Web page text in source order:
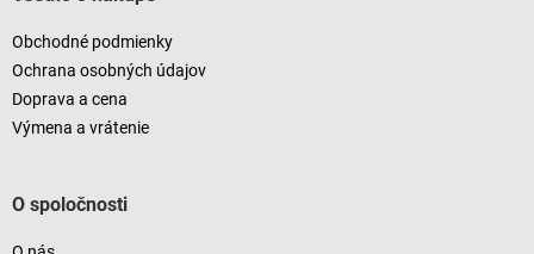
Obchodné podmienky
Ochrana osobných údajov
Doprava a cena
Výmena a vrátenie
O spoločnosti